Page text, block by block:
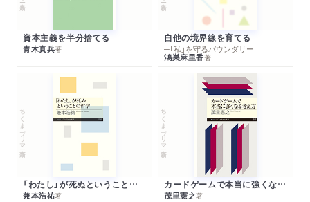
資本主義を半分捨てる
青木真兵著
自他の境界線を育てる
─「私」を守るバウンダリー
鴻巣麻里香著
ちくまプリマー新書
「わたし」が死ぬということの哲学
兼本浩祐著
ちくまプリマー新書
カードゲームで本当に強くなる考え方
茂里憲之著